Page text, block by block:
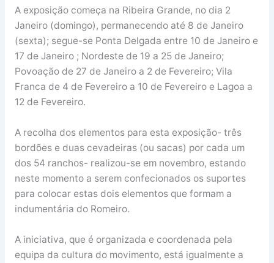
A exposição começa na Ribeira Grande, no dia 2
Janeiro (domingo), permanecendo até 8 de Janeiro
(sexta); segue-se Ponta Delgada entre 10 de Janeiro e
17 de Janeiro ; Nordeste de 19 a 25 de Janeiro;
Povoação de 27 de Janeiro a 2 de Fevereiro; Vila
Franca de 4 de Fevereiro a 10 de Fevereiro e Lagoa a
12 de Fevereiro.
A recolha dos elementos para esta exposição- três
bordões e duas cevadeiras (ou sacas) por cada um
dos 54 ranchos- realizou-se em novembro, estando
neste momento a serem confecionados os suportes
para colocar estas dois elementos que formam a
indumentária do Romeiro.
A iniciativa, que é organizada e coordenada pela
equipa da cultura do movimento, está igualmente a